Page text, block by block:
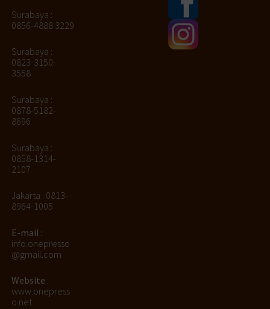
Surabaya :
0856-4888 3229
Surabaya :
0823-3150-
3558
Surabaya :
0878-5182-
8696
Surabaya :
0858-1314-
2107
Jakarta : 0813-
8964-1005
E-mail :
info.onepresso
@gmail.com
Website :
www.onepress
o.net